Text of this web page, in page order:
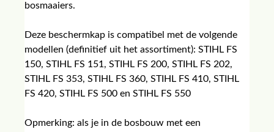
bosmaaiers.
Deze beschermkap is compatibel met de volgende
modellen (definitief uit het assortiment): STIHL FS
150, STIHL FS 151, STIHL FS 200, STIHL FS 202,
STIHL FS 353, STIHL FS 360, STIHL FS 410, STIHL
FS 420, STIHL FS 500 en STIHL FS 550
Opmerking: als je in de bosbouw met een